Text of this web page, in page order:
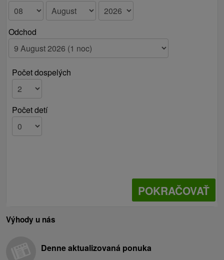
Odchod
Počet dospelých
Počet detí
POKRAČOVAŤ
Výhody u nás
Denne aktualizovaná ponuka